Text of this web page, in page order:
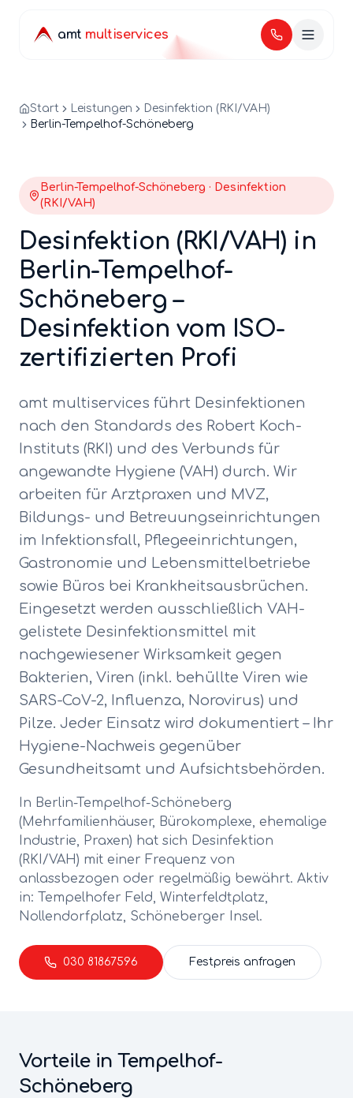
amt multiservices
Start Leistungen
Desinfektion (RKI/VAH)
Berlin-Tempelhof-Schöneberg
Berlin-Tempelhof-Schöneberg · Desinfektion
(RKI/VAH)
Desinfektion (RKI/VAH) in
Berlin-Tempelhof-
Schöneberg –
Desinfektion vom ISO-
zertifizierten Profi
amt multiservices führt Desinfektionen
nach den Standards des Robert Koch-
Instituts (RKI) und des Verbunds für
angewandte Hygiene (VAH) durch. Wir
arbeiten für Arztpraxen und MVZ,
Bildungs- und Betreuungseinrichtungen
im Infektionsfall, Pflegeeinrichtungen,
Gastronomie und Lebensmittelbetriebe
sowie Büros bei Krankheitsausbrüchen.
Eingesetzt werden ausschließlich VAH-
gelistete Desinfektionsmittel mit
nachgewiesener Wirksamkeit gegen
Bakterien, Viren (inkl. behüllte Viren wie
SARS-CoV-2, Influenza, Norovirus) und
Pilze. Jeder Einsatz wird dokumentiert – Ihr
Hygiene-Nachweis gegenüber
Gesundheitsamt und Aufsichtsbehörden.
In Berlin-Tempelhof-Schöneberg
(Mehrfamilienhäuser, Bürokomplexe, ehemalige
Industrie, Praxen) hat sich Desinfektion
(RKI/VAH) mit einer Frequenz von
anlassbezogen oder regelmäßig bewährt. Aktiv
in: Tempelhofer Feld, Winterfeldtplatz,
Nollendorfplatz, Schöneberger Insel.
030 81867596 Festpreis anfragen
Vorteile inTempelhof-
Schöneberg